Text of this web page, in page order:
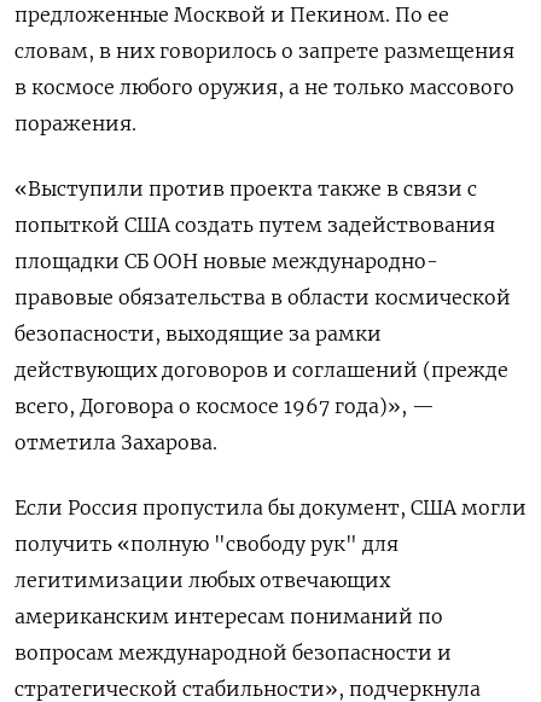
предложенные Москвой и Пекином. По ее
словам, в них говорилось о запрете размещения
в космосе любого оружия, а не только массового
поражения.
«Выступили против проекта также в связи с
попыткой США создать путем задействования
площадки СБ ООН новые международно-
правовые обязательства в области космической
безопасности, выходящие за рамки
действующих договоров и соглашений (прежде
всего, Договора о космосе 1967 года)», —
отметила Захарова.
Если Россия пропустила бы документ, США могли
получить «полную "свободу рук" для
легитимизации любых отвечающих
американским интересам пониманий по
вопросам международной безопасности и
стратегической стабильности», подчеркнула